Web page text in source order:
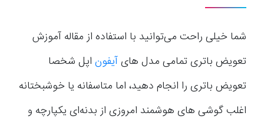
شما خیلی راحت می‌توانید با استفاده از مقاله آموزش
تعویض باتری تمامی مدل هایآیفون اپل شخصا
تعویض باتری را انجام دهید، اما متاسفانه یا خوشبختانه
اغلب گوشی های هوشمند امروزی از بدنه‌ای یکپارچه و